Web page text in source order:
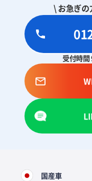
\ お急ぎの
受付時
国産車